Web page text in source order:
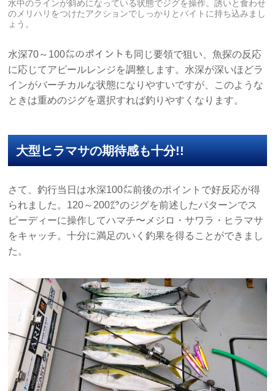
水中のラインが斜めになっている状態でジグを操作。誘いと食わせ
のメリハリをつけたアクションでしっかりとバイトに持ち込みまし
ょう。
水深70～100㍍のポイントも同じ要領で狙い、魚探の反応
に応じてアピールレンジを調整します。水深が深いほどラ
インがバーチカルな状態になりやすいですが、このような
ときは重めのジグを選択すれば釣りやすくなります。
大型ヒラマサの期待感も十分!!
さて、釣行当日は水深100㍍前後のポイントで好反応が得
られました。120～200㌘のジグを前述したパターンでス
ピーディーに操作してハマチ〜メジロ・サワラ・ヒラマサ
をキャッチ。十分に満足のいく釣果を得ることができまし
た。